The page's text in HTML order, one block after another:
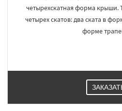
четырехскатная форма крыши.
четырех скатов: два ската в
форме